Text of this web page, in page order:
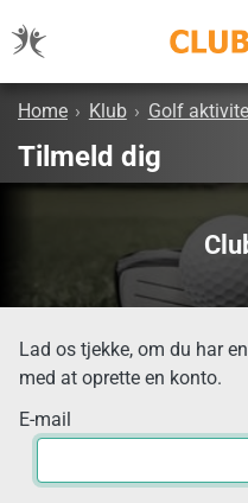
Home › Klub › Golf
Tilmeld dig
Lad os tjekke, om du har
med at oprette en konto.
E-mail